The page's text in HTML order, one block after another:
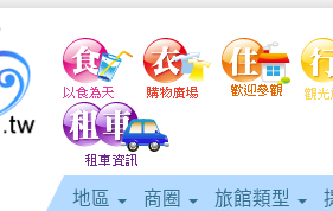
地區 商圈 旅館類型